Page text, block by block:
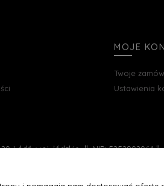
MOJE
Twoje
Ustawienia
Łódź, woj. łódzkie || NIP: 5252902064